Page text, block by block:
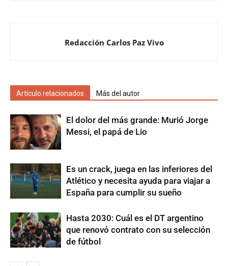
Redacción Carlos Paz Vivo
Artículo relacionados Más del autor
El dolor del más grande: Murió Jorge
Messi, el papá de Lio
Es un crack, juega en las inferiores del
Atlético y necesita ayuda para viajar a
España para cumplir su sueño
Hasta 2030: Cuál es el DT argentino
que renovó contrato con su selección
de fútbol